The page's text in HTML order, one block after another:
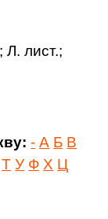
лист.;
- А Б В
Т У Ф Х Ц